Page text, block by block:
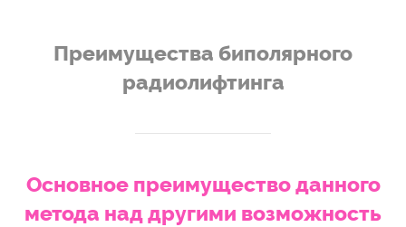
Преимущества биполярного
радиолифтинга
Основное преимущество данного
метода над другими возможность